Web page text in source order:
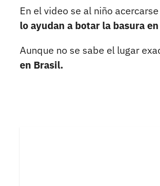
En el video se al niño acercarse
lo ayudan a botar la basura
Aunque no se sabe el lugar
en Brasil.